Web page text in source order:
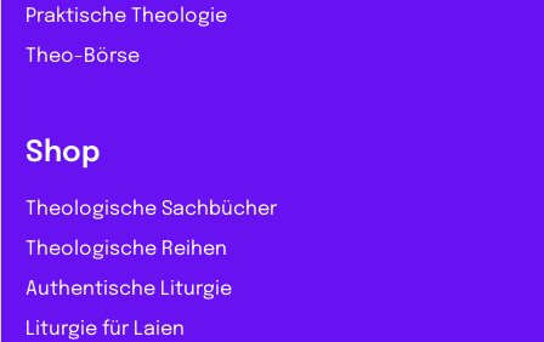
Praktische Theologie
Theo-Börse
Shop
Theologische Sachbücher
Theologische Reihen
Authentische Liturgie
Liturgie für Laien